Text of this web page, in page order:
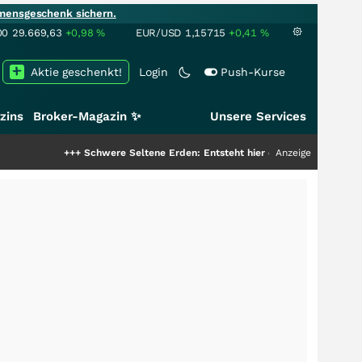
sichern.
29.669,63 +0,98% EUR/USD 1,15715 +0,41 %
Login Push-Kurse
Aktie geschenkt!
Broker-Magazin ✨ Unsere Services
Schwere Seltene Erden: Entsteht hier die nächste Milliardenstory?
Anzeige